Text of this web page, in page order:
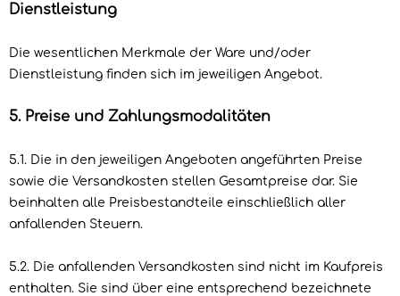
Dienstleistung
Die wesentlichen Merkmale der Ware und/oder
Dienstleistung finden sich im jeweiligen Angebot.
5. Preise und Zahlungsmodalitäten
5.1. Die in den jeweiligen Angeboten angeführten Preise
sowie die Versandkosten stellen Gesamtpreise dar. Sie
beinhalten alle Preisbestandteile einschließlich aller
anfallenden Steuern.
5.2. Die anfallenden Versandkosten sind nicht im Kaufpreis
enthalten. Sie sind über eine entsprechend bezeichnete